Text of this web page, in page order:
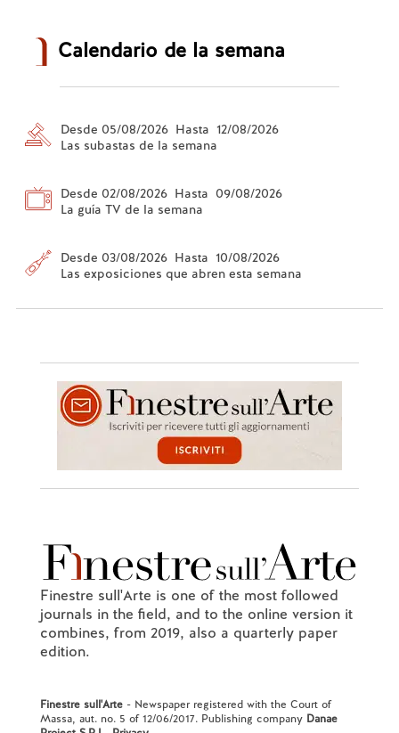
Calendario de la semana
Desde 05/08/2026 Hasta 12/08/2026
Las subastas de la semana
Desde 02/08/2026 Hasta 09/08/2026
La guía TV de la semana
Desde 03/08/2026 Hasta 10/08/2026
Las exposiciones que abren esta semana
Finestre sull'Arte is one of the most followed
journals in the field, and to the online version it
combines, from 2019, also a quarterly paper
edition.
Finestre sull'Arte- Newspaper registered with the Court of
Massa, aut. no. 5 of 12/06/2017. Publishing company Danae